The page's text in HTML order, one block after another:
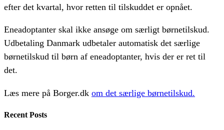
efter det kvartal, hvor retten til tilskuddet er opnået.
Eneadoptanter skal ikke ansøge om særligt børnetilskud.
Udbetaling Danmark udbetaler automatisk det særlige
børnetilskud til børn af eneadoptanter, hvis der er ret til
det.
Læs mere på Borger.dk om det særlige børnetilskud.
Recent Posts